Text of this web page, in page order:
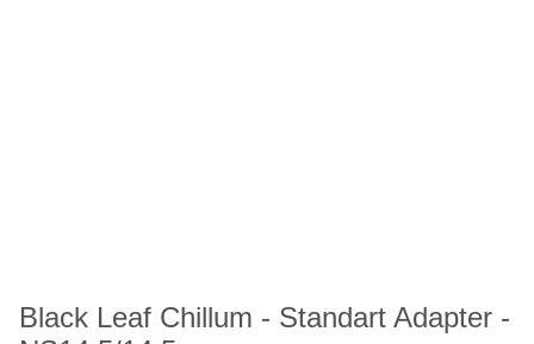
Black Leaf Chillum - Standart Adapter -